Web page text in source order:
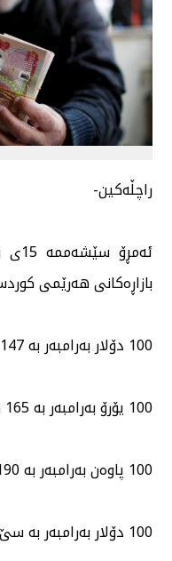
راچڵەكین-
بازاڕەكانی هەرێمی
100 دۆلار بەرامبەر بە 147 هەزارو 500 دینارە.
100 یۆرۆ بەرامبەر بە 165 هەزارو 250 دینارە.
100 پاوەن بەرامبەر بە 190 هەزار دینارە.
100 دۆلار بەرامبەر بە سێ هەزار و 764 لیرەی توركییە.